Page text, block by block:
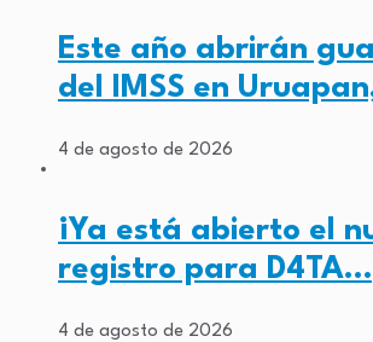
Este año abrirán
del IMSS en
4 de agosto de 2026
¡Ya está abierto el
registro para D4TA…
4 de agosto de 2026